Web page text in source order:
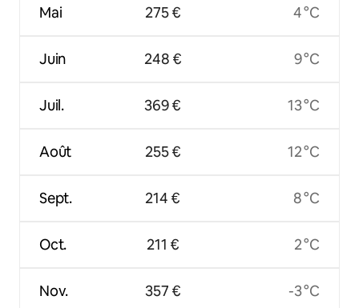
Mai
Juin
Juil.
Août
Sept.
Oct.
Nov.
275 €
248 €
369 €
255 €
214 €
211 €
357 €
4 °C
9 °C
13 °C
12 °C
8 °C
2 °C
-3 °C